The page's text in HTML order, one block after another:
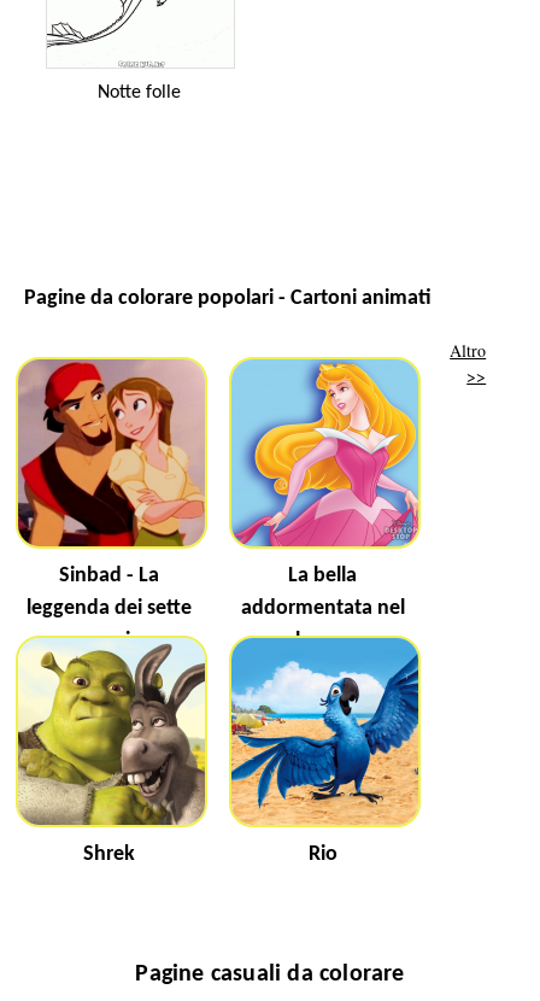
Notte folle
Pagine da colorare popolari - Cartoni animati
Sinbad - La
leggenda dei sette
mari
La bella
addormentata nel
bosco
Shrek Rio
Altro
>>
Pagine casuali da colorare